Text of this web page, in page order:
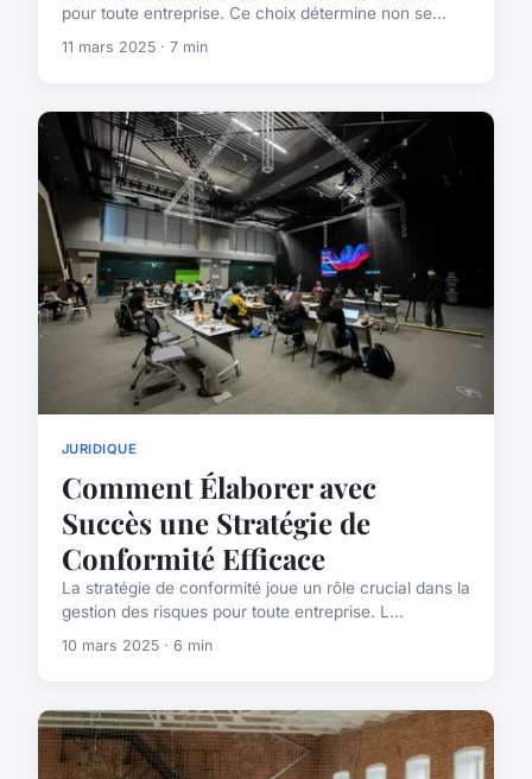
pour toute entreprise. Ce choix détermine non se...
11 mars 2025 · 7 min
JURIDIQUE
Comment Élaborer avec
Succès une Stratégie de
Conformité Efficace
La stratégie de conformité joue un rôle crucial dans la
gestion des risques pour toute entreprise. L...
10 mars 2025 · 6 min